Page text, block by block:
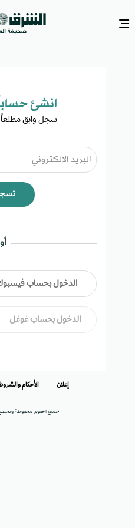
انشئ
سجل وابق مطلعاً
أو
الدخول بحساب
الدخول بحساب غوغل
جميع الحقوق محفوظة
إعلان الأحكام